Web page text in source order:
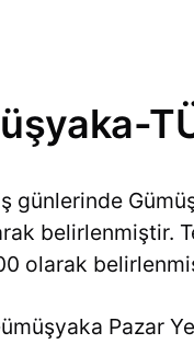
günlerinde
belirlenmiştir.
olarak
Pazar